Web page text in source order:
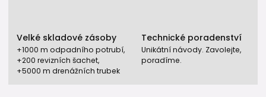
Velké skladové zásoby
+1000 m odpadního potrubí,
+200 revizních šachet,
+5000 m drenážních trubek
Technické poradenství
Unikátní návody. Zavolejte,
poradíme.